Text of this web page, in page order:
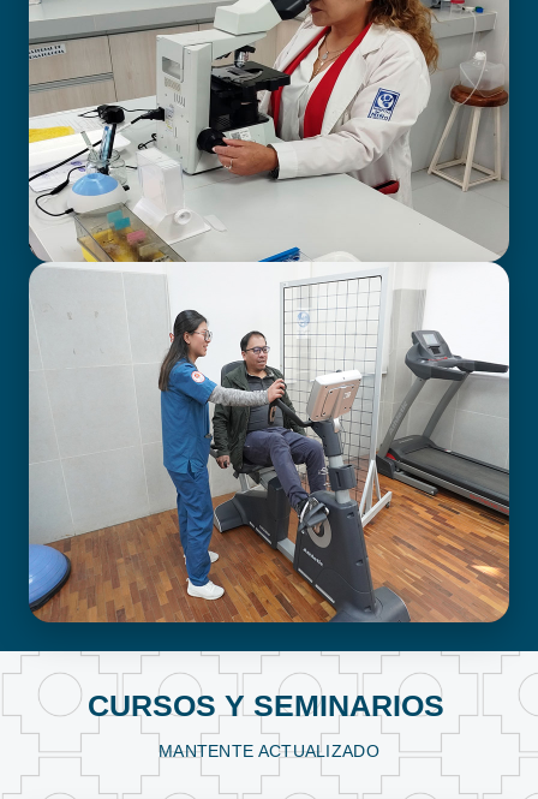
LABORATORIO CLÍNICO
FISIOTERAPIA Y KINESIOLOGÍA
CURSOS Y SEMINARIOS
MANTENTE ACTUALIZADO